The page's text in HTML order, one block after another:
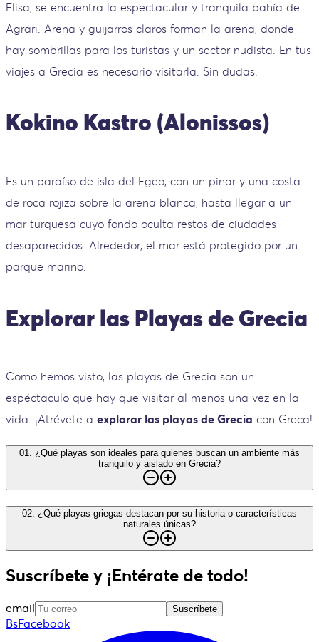
Elisa, se encuentra la espectacular y tranquila bahía de
Agrari. Arena y guijarros claros forman la arena, donde
hay sombrillas para los turistas y un sector nudista. En tus
viajes a Grecia es necesario visitarla. Sin dudas.
Kokino Kastro (Alonissos)
Es un paraíso de isla del Egeo, con un pinar y una costa
de roca rojiza sobre la arena blanca, hasta llegar a un
mar turquesa cuyo fondo oculta restos de ciudades
desaparecidos. Alrededor, el mar está protegido por un
parque marino.
Explorar las Playas de Grecia
Como hemos visto, las playas de Grecia son un
espéctaculo que hay que visitar al menos una vez en la
vida. ¡Atrévete a explorar las playas de Grecia con Greca!
01
¿Qué playas son ideales para quienes buscan un ambiente más
tranquilo y aislado en Grecia?
02 ¿Qué playas griegas destacan por su historia o características
naturales únicas?
Suscríbete y ¡Entérate de todo!
email Suscríbete
BsFacebook